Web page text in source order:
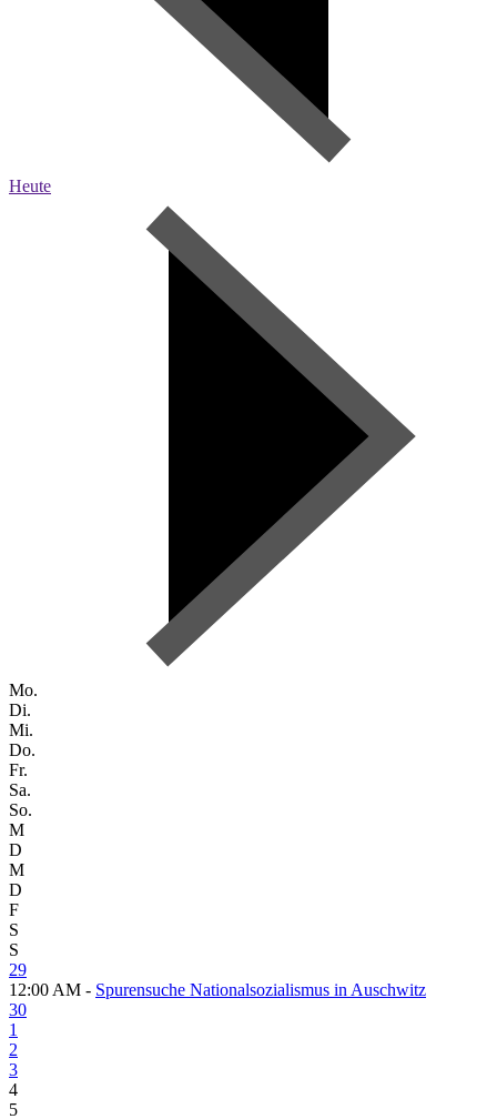
Heute
Mo.
Di.
Mi.
Do.
Fr.
Sa.
So.
M
D
M
D
F
S
S
29
12:00 AM - Spurensuche Nationalsozialismus in Auschwitz
30
1
2
3
4
5